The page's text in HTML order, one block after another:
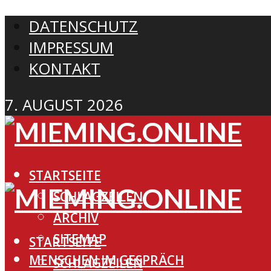
DATENSCHUTZ
IMPRESSUM
KONTAKT
7. AUGUST 2026
STARTSEITE
SCHLAGZEILEN
ARCHIV
SITEMAP
MENSCHEN IM GESPRÄCH
STARTSEITE
SCHLAGZEILEN